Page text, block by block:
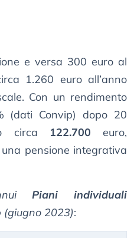
e versa 300 euro al
1.260 euro all’anno
Con un rendimento
(dati Convip) dopo 20
circa 122.700 euro,
pensione integrativa
Piani individuali
(giugno 2023):